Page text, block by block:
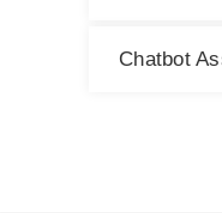
Chatbot